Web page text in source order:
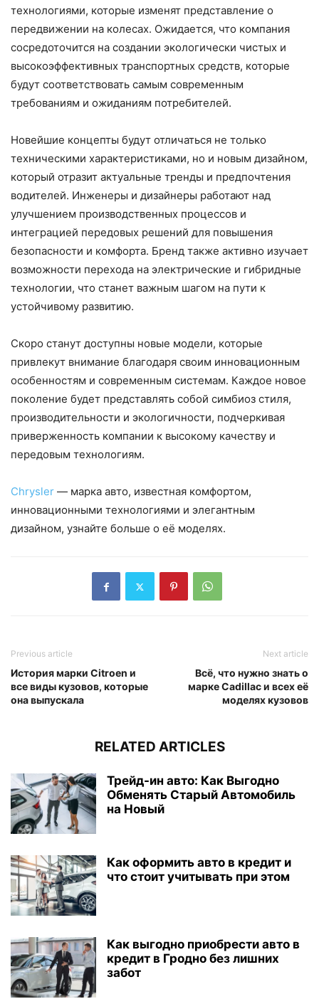
технологиями, которые изменят представление о
передвижении на колесах. Ожидается, что компания
сосредоточится на создании экологически чистых и
высокоэффективных транспортных средств, которые
будут соответствовать самым современным
требованиям и ожиданиям потребителей.
Новейшие концепты будут отличаться не только
техническими характеристиками, но и новым дизайном,
который отразит актуальные тренды и предпочтения
водителей. Инженеры и дизайнеры работают над
улучшением производственных процессов и
интеграцией передовых решений для повышения
безопасности и комфорта. Бренд также активно изучает
возможности перехода на электрические и гибридные
технологии, что станет важным шагом на пути к
устойчивому развитию.
Скоро станут доступны новые модели, которые
привлекут внимание благодаря своим инновационным
особенностям и современным системам. Каждое новое
поколение будет представлять собой симбиоз стиля,
производительности и экологичности, подчеркивая
приверженность компании к высокому качеству и
передовым технологиям.
Chrysler — марка авто, известная комфортом,
инновационными технологиями и элегантным
дизайном, узнайте больше о её моделях.
Previous article
История марки Citroen и
все виды кузовов, которые
она выпускала
Next article
Всё, что нужно знать о
марке Cadillac и всех её
моделях кузовов
RELATED ARTICLES
Трейд-ин авто: Как Выгодно
Обменять Старый Автомобиль
на Новый
Как оформить авто в кредит и
что стоит учитывать при этом
Как выгодно приобрести авто в
кредит в Гродно без лишних
забот